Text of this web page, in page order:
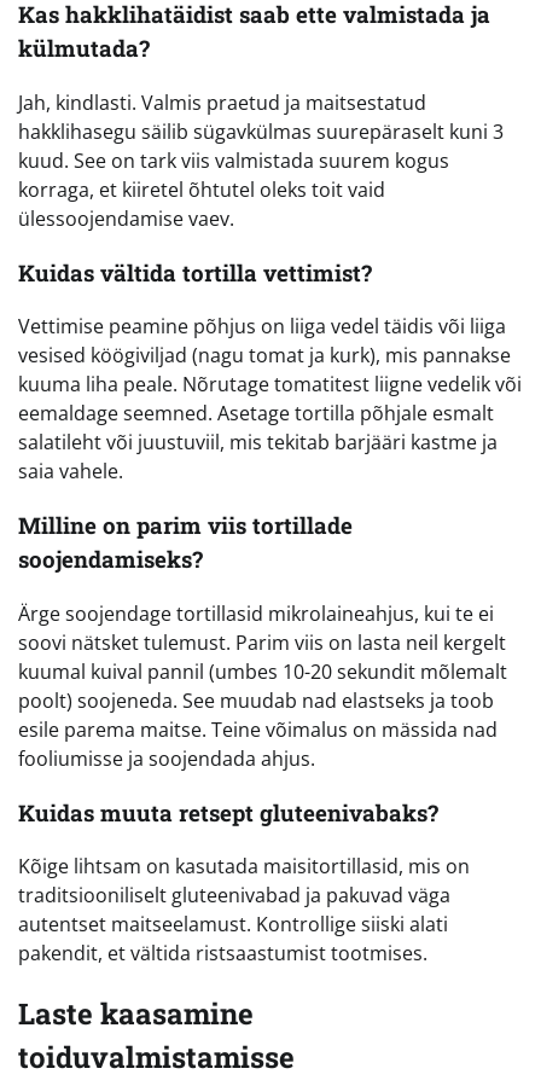
Kas hakklihatäidist saab ette valmistada ja
külmutada?
Jah, kindlasti. Valmis praetud ja maitsestatud
hakklihasegu säilib sügavkülmas suurepäraselt kuni 3
kuud. See on tark viis valmistada suurem kogus
korraga, et kiiretel õhtutel oleks toit vaid
ülessoojendamise vaev.
Kuidas vältida tortilla vettimist?
Vettimise peamine põhjus on liiga vedel täidis või liiga
vesised köögiviljad (nagu tomat ja kurk), mis pannakse
kuuma liha peale. Nõrutage tomatitest liigne vedelik või
eemaldage seemned. Asetage tortilla põhjale esmalt
salatileht või juustuviil, mis tekitab barjääri kastme ja
saia vahele.
Milline on parim viis tortillade
soojendamiseks?
Ärge soojendage tortillasid mikrolaineahjus, kui te ei
soovi nätsket tulemust. Parim viis on lasta neil kergelt
kuumal kuival pannil (umbes 10-20 sekundit mõlemalt
poolt) soojeneda. See muudab nad elastseks ja toob
esile parema maitse. Teine võimalus on mässida nad
fooliumisse ja soojendada ahjus.
Kuidas muuta retsept gluteenivabaks?
Kõige lihtsam on kasutada maisitortillasid, mis on
traditsiooniliselt gluteenivabad ja pakuvad väga
autentset maitseelamust. Kontrollige siiski alati
pakendit, et vältida ristsaastumist tootmises.
Laste kaasamine
toiduvalmistamisse